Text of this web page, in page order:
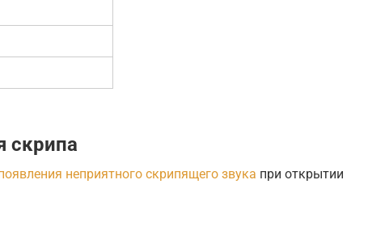
скрипа
неприятного скрипящего звука при открытии